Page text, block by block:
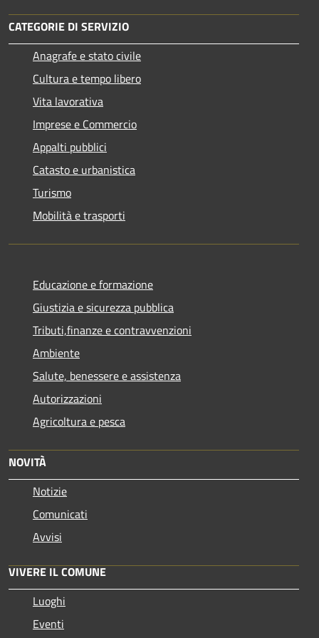
CATEGORIE DI SERVIZIO
Anagrafe e stato civile
Cultura e tempo libero
Vita lavorativa
Imprese e Commercio
Appalti pubblici
Catasto e urbanistica
Turismo
Mobilità e trasporti
Educazione e formazione
Giustizia e sicurezza pubblica
Tributi,finanze e contravvenzioni
Ambiente
Salute, benessere e assistenza
Autorizzazioni
Agricoltura e pesca
NOVITÀ
Notizie
Comunicati
Avvisi
VIVERE IL COMUNE
Luoghi
Eventi